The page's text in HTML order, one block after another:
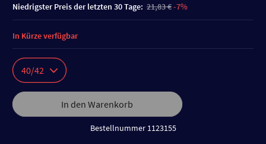
niedrigster Preis der letzten 30 Tage: 21,83 €-7%
40/42
In den Warenkorb
Bestellnummer 1123155
In Kürze verfügbar